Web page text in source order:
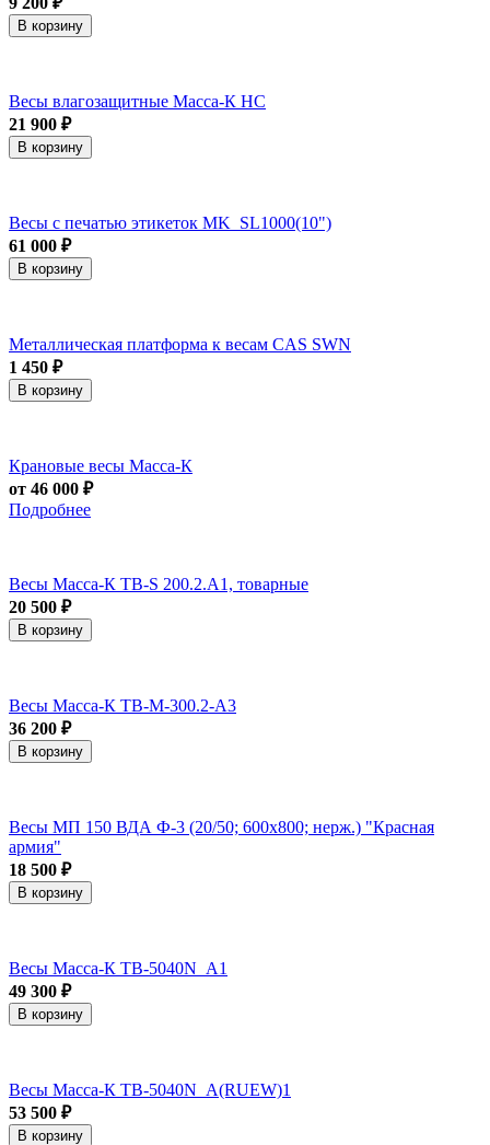
В корзину
Весы влагозащитные Масса-К НС
21 900 ₽
В корзину
Весы с печатью этикеток MK_SL1000(10")
61 000 ₽
В корзину
Металлическая платформа к весам CAS SWN
1 450 ₽
В корзину
Крановые весы Масса-К
от 46 000 ₽
Подробнее
Весы Масса-К TB-S 200.2.A1, товарные
20 500 ₽
В корзину
Весы Масса-К TB-M-300.2-A3
36 200 ₽
В корзину
Весы МП 150 ВДА Ф-3 (20/50; 600х800; нерж.) "Красная
армия"
18 500 ₽
В корзину
Весы Масса-К TB-5040N_А1
49 300 ₽
В корзину
Весы Масса-К TB-5040N_А(RUEW)1
53 500 ₽
В корзину